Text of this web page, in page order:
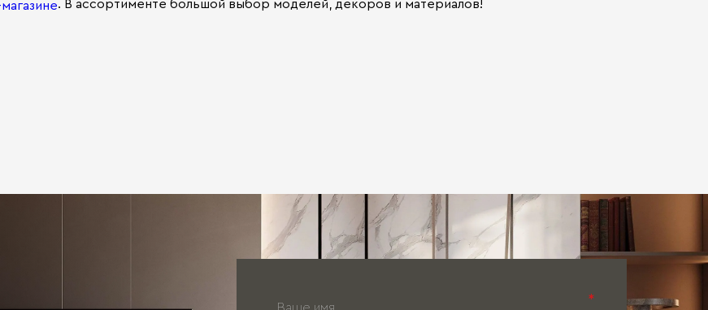
. В ассортименте большой выбор моделей, декоров и материалов!
*